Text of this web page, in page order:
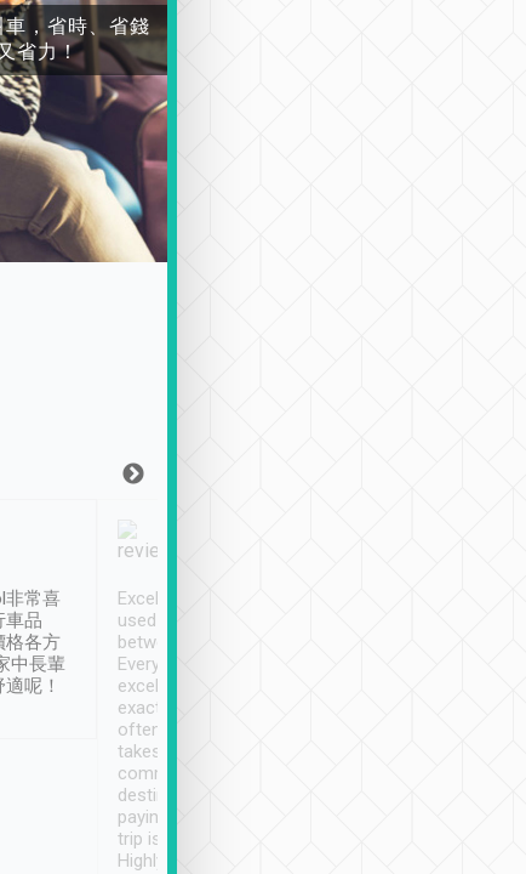
車，省時、省錢
省力！
非常喜
車品
格各方
中長輩
呢！
Excellent service. We have
used Tripool to travel
between cities in Taiwan.
Every driver has been
excellent and arrives
exactly on time. As there is
often limited English it
takes the difficulty out of
communicating the
destination details and
paying online prior to the
trip is very convenient.
Highly recommended